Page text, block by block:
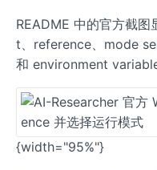
README 中的官方截
t、reference、mode
和 environment
{width="95%"}